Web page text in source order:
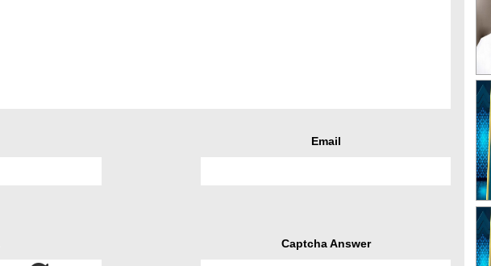
Email
Captcha Answer